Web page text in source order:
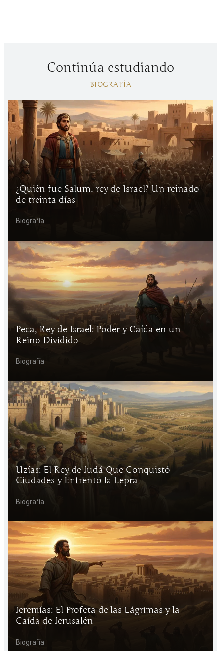
Continúa estudiando
BIOGRAFÍA
¿Quién fue Salum, rey de Israel? Un reinado
de treinta días
Biografía
Peca, Rey de Israel: Poder y Caída en un
Reino Dividido
Biografía
Uzías: El Rey de Judá Que Conquistó
Ciudades y Enfrentó la Lepra
Biografía
Jeremías: El Profeta de las Lágrimas y la
Caída de Jerusalén
Biografía